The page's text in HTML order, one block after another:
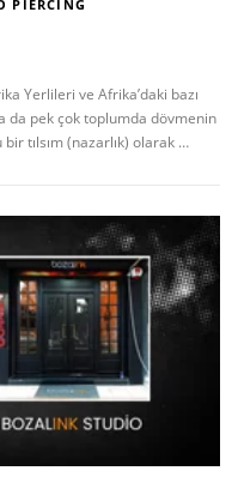
PIERCING
Yerlileri ve Afrika’daki bazı
da pek çok toplumda dövmenin
tılsım (nazarlık) olarak …